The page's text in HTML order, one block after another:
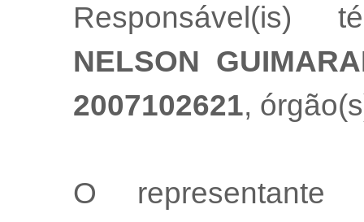
Responsável(is)
NELSON
2007102621,
O